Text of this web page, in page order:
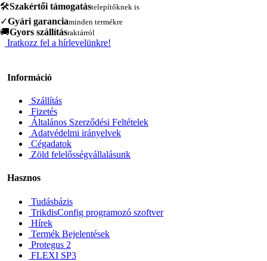
🛠️Szakértői támogatástelepítőknek is
✓Gyári garanciaminden termékre
🚚Gyors szállításraktárról
Iratkozz fel a hírlevelünkre!
Információ
Szállítás
Fizetés
Általános Szerződési Feltételek
Adatvédelmi irányelvek
Cégadatok
Zöld felelősségvállalásunk
Hasznos
Tudásbázis
TrikdisConfig programozó szoftver
Hírek
Termék Bejelentések
Protegus 2
FLEXI SP3